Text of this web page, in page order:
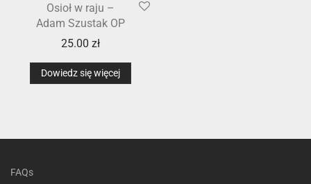
Osioł w raju –
Adam Szustak OP
25.00 zł
Dowiedz się więcej
FAQs